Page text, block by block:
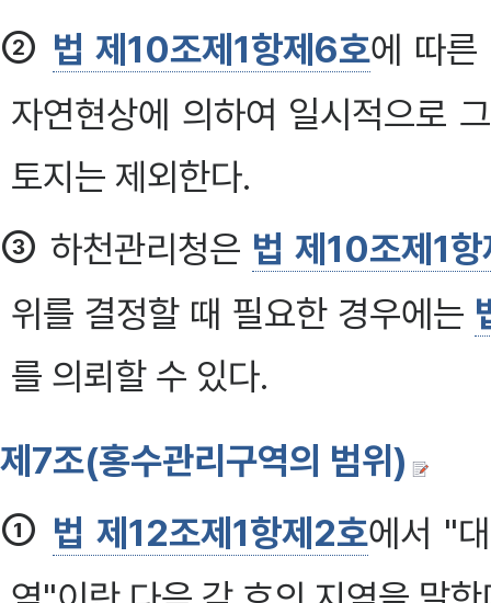
② 법 제10조제1항제6호에 따른
자연현상에 의하여 일시적으로
토지는 제외한다.
③ 하천관리청은 법 제10조제1
위를 결정할 때 필요한 경우에는
를 의뢰할 수 있다.
제7조(홍수관리구역의 범위)
① 법 제12조제1항제2호에서 "